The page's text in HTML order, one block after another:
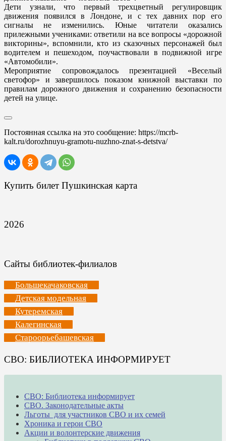
Дети узнали, что первый трехцветный регулировщик
движения появился в Лондоне, и с тех давних пор его
сигналы не изменились. Юные читатели оказались
прилежными учениками: ответили на все вопросы «дорожной
викторины», вспомнили, кто из сказочных персонажей был
водителем и пешеходом, поучаствовали в подвижной игре
«Автомобили».
Мероприятие сопровождалось презентацией «Веселый
светофор» и завершилось показом книжной выставки по
правилам дорожного движения и сохранению безопасности
детей на улице.
Постоянная ссылка на это сообщение: https://mcrb-
kalt.ru/dorozhnuyu-gramotu-nuzhno-znat-s-detstva/
Купить билет Пушкинская карта
2026
Сайты библиотек-филиалов
Большекачаковская
Детская модельная
Кутеремская
Калегинская
Староорьебашевская
СВО: БИБЛИОТЕКА ИНФОРМИРУЕТ
СВО: Библиотека информирует
СВО. Законодательные акты
Льготы для участников СВО и их семей
Хроника и герои СВО
Акции и волонтерские движения